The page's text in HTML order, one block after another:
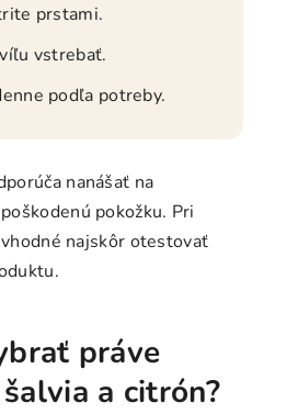
prstami.
vstrebať.
podľa potreby.
nanášať na
pokožku. Pri
najskôr otestovať
práve
a citrón?